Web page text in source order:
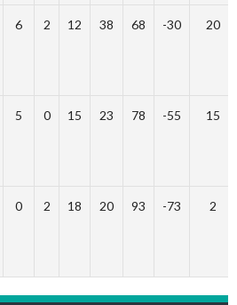
6 2 12 38 68 -30 20
5 0 15 23 78 -55 15
0 2 18 20 93 -73 2